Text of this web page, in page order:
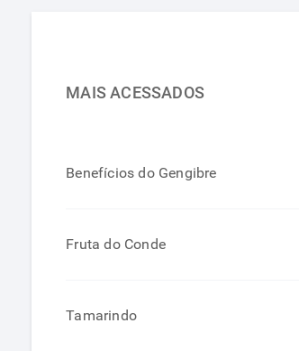
MAIS ACESSADOS
Benefícios do Gengibre
Fruta do Conde
Tamarindo